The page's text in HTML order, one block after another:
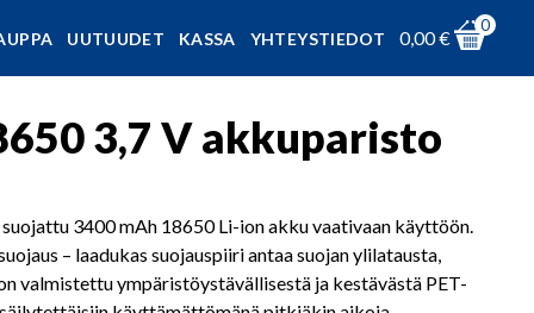
UUTUUDET KASSA YHTEYSTIEDOT 0,00€
0
3,7 V akkuparisto
3400 mAh 18650 Li-ion akku vaativaan käyttöön.
– laadukas suojauspiiri antaa suojan ylilatausta,
valmistettu ympäristöystävällisestä ja kestävästä PET-